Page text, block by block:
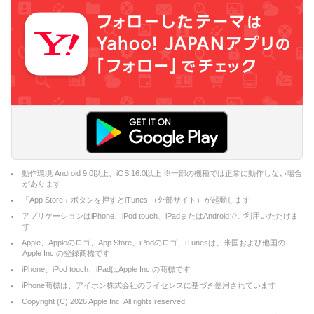
動作環境 Android 9.0以上、iOS 16.0以上 ※一部の機種では正常に動作しない場合
があります
「App Store」ボタンを押すとiTunes （外部サイト）が起動します
アプリケーションはiPhone、iPod touch、iPadまたはAndroidでご利用いただけま
す
Apple、Appleのロゴ、App Store、iPodのロゴ、iTunesは、米国および他国の
Apple Inc.の登録商標です
iPhone、iPod touch、iPadはApple Inc.の商標です
iPhone商標は、アイホン株式会社のライセンスに基づき使用されています
Copyright (C) 2026Apple Inc. All rights reserved.